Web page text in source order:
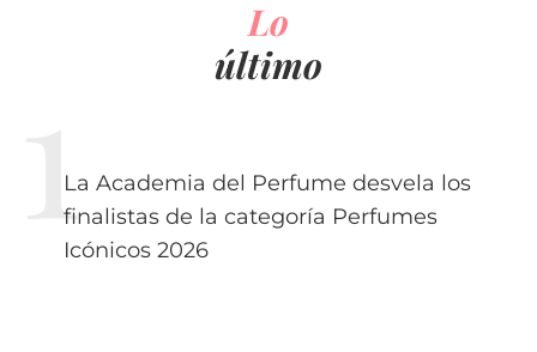
Lo
último
La Academia del Perfume desvela los
finalistas de la categoría Perfumes
Icónicos 2026